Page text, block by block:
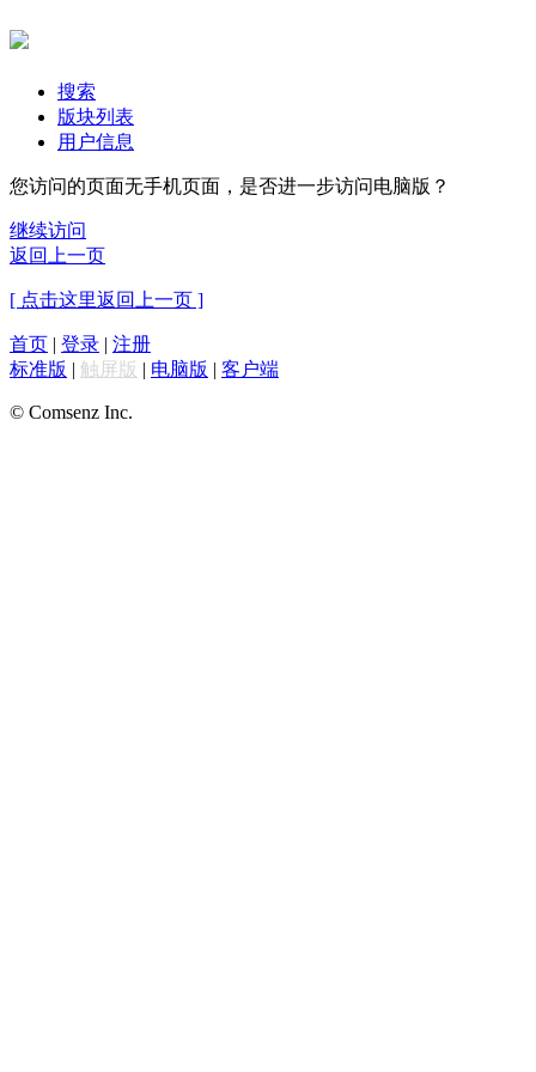
搜索
版块列表
用户信息
您访问的页面无手机页面，是否进一步访问电脑版？
继续访问
返回上一页
[ 点击这里返回上一页 ]
首页 | 登录 | 注册
标准版 | 触屏版 | 电脑版 | 客户端
© Comsenz Inc.